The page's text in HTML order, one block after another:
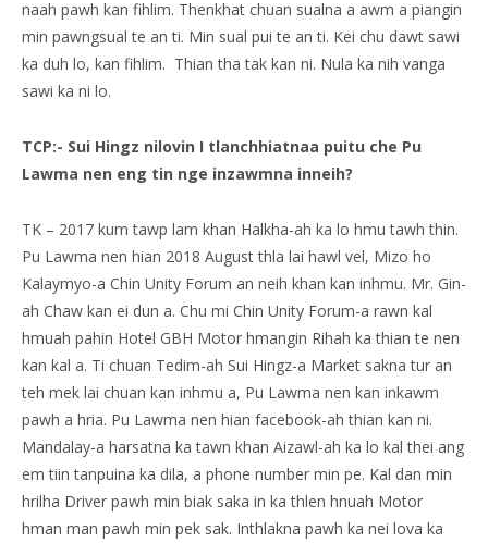
naah pawh kan fihlim. Thenkhat chuan sualna a awm a piangin
min pawngsual te an ti. Min sual pui te an ti. Kei chu dawt sawi
ka duh lo, kan fihlim. Thian tha tak kan ni. Nula ka nih vanga
sawi ka ni lo.
TCP:- Sui Hingz nilovin I tlanchhiatnaa puitu che Pu
Lawma nen eng tin nge inzawmna inneih?
TK – 2017 kum tawp lam khan Halkha-ah ka lo hmu tawh thin.
Pu Lawma nen hian 2018 August thla lai hawl vel, Mizo ho
Kalaymyo-a Chin Unity Forum an neih khan kan inhmu. Mr. Gin-
ah Chaw kan ei dun a. Chu mi Chin Unity Forum-a rawn kal
hmuah pahin Hotel GBH Motor hmangin Rihah ka thian te nen
kan kal a. Ti chuan Tedim-ah Sui Hingz-a Market sakna tur an
teh mek lai chuan kan inhmu a, Pu Lawma nen kan inkawm
pawh a hria. Pu Lawma nen hian facebook-ah thian kan ni.
Mandalay-a harsatna ka tawn khan Aizawl-ah ka lo kal thei ang
em tiin tanpuina ka dila, a phone number min pe. Kal dan min
hrilha Driver pawh min biak saka in ka thlen hnuah Motor
hman man pawh min pek sak. Inthlakna pawh ka nei lova ka